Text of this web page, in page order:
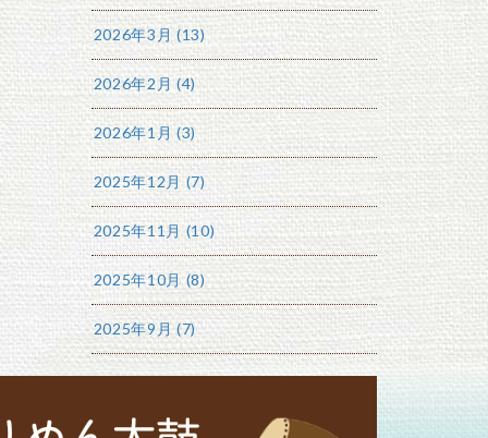
2026年3月 (13)
2026年2月 (4)
2026年1月 (3)
2025年12月 (7)
2025年11月 (10)
2025年10月 (8)
2025年9月 (7)